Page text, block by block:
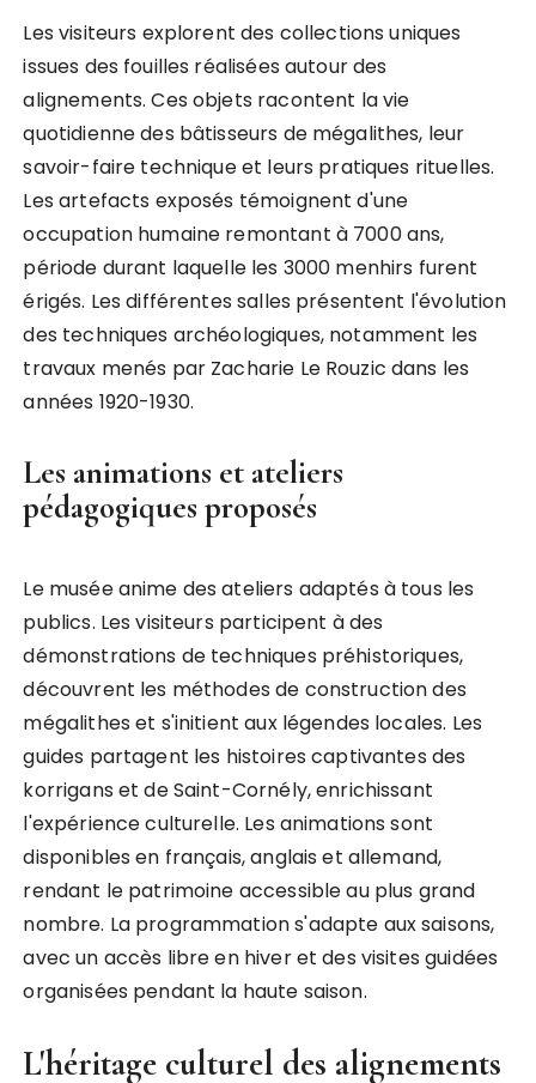
Les visiteurs explorent des collections uniques
issues des fouilles réalisées autour des
alignements. Ces objets racontent la vie
quotidienne des bâtisseurs de mégalithes, leur
savoir-faire technique et leurs pratiques rituelles.
Les artefacts exposés témoignent d'une
occupation humaine remontant à 7000 ans,
période durant laquelle les 3000 menhirs furent
érigés. Les différentes salles présentent l'évolution
des techniques archéologiques, notamment les
travaux menés par Zacharie Le Rouzic dans les
années 1920-1930.
Les animations et ateliers
pédagogiques proposés
Le musée anime des ateliers adaptés à tous les
publics. Les visiteurs participent à des
démonstrations de techniques préhistoriques,
découvrent les méthodes de construction des
mégalithes et s'initient aux légendes locales. Les
guides partagent les histoires captivantes des
korrigans et de Saint-Cornély, enrichissant
l'expérience culturelle. Les animations sont
disponibles en français, anglais et allemand,
rendant le patrimoine accessible au plus grand
nombre. La programmation s'adapte aux saisons,
avec un accès libre en hiver et des visites guidées
organisées pendant la haute saison.
L'héritage culturel des alignements